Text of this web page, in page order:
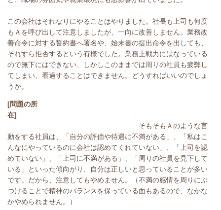
この会社はそれなりにやることはやりました。社長も上司も何度
もＡを呼び出して注意しましたが、一向に改善しません。業務改
善命令に対する誓約書へ署名や、始末書の提出命令を出しても、
それすら拒否するという有様でした。業務上戦力にはなっている
ので無下にはできない、しかしこのままでは周りの社員も疲弊し
てしまい、看過することはできません。どうすればいいのでしょ
うか。
[問題の所
在]
そもそもＡのような言
動をする社員は、「自分の評価や待遇に不満がある」、「私はこ
んなにやっているのに会社は認めてくれていない」、「上司を認
めていない」、「上司に不満がある」、「周りの社員を見下して
いる」といった傾向がり、自分は正しいと思っていることが多い
です。だから、注意してもやめません。（不満の感情を周りにぶ
つけることで精神のバランスを保っている面もあるので、なかな
かやめられません。）